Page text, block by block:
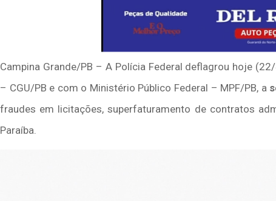
Campina Grande/PB – A Polícia Federal deflagrou hoje
– CGU/PB e com o Ministério Público Federal – MPF/PB, a
fraudes em licitações, superfaturamento de contratos
Paraíba.